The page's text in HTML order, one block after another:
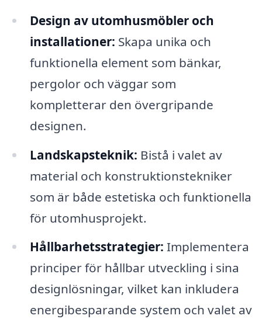
Design av utomhusmöbler och
installationer: Skapa unika och
funktionella element som bänkar,
pergolor och väggar som
kompletterar den övergripande
designen.
Landskapsteknik: Bistå i valet av
material och konstruktionstekniker
som är både estetiska och funktionella
för utomhusprojekt.
Hållbarhetsstrategier: Implementera
principer för hållbar utveckling i sina
designlösningar, vilket kan inkludera
energibesparande system och valet av